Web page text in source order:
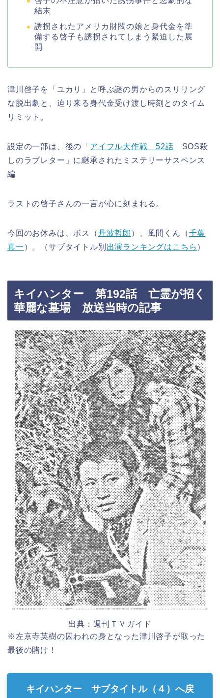
結末
誘拐されたアメリカ財閥の娘と身代金を準
備する啓子も誘拐されてしまう緊迫した展
開
津川啓子を「ユカリ」と呼ぶ謎の男からのスリリング
な脱出劇と、迫り来る身代金受け渡し時刻とのタイム
リミット。
設定の一部は、後の「 アイフル大作戦 52話 SOS殺
しのラブレター」に継承されたミステリーサスペンス
編
ラストの啓子さんの一言が心に刻まれる。
今回のお休みは、ボス（丹波哲郎 ）、風間くん（千葉
真一 ）。（サブタイトル別 出演ランキングはこちら ）
キイハンター 第192話 亡霊が招く
華麗な墓場 放送当時の記事
出典：週刊ＴＶガイド
※左京寺英樹の囚われの身となった津川啓子が取った
最後の賭け！
キイハンター サブタイトル（４）へ戻